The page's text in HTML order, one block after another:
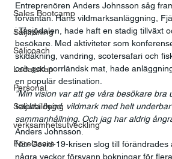
Sales Bootcamp
Säljträning
Säljcoach
Ledarskap
Personal
Säljutbildning
verksamhetsutveckling
Föreläsare
Entreprenören Anders Johnsson såg
förväntan. Hans vildmarksanläggning,
i Tåsjödalen, hade haft en stadig tillväxt
besökare. Med aktiviteter som
skidåkning, vandring, scotersafari och
och god norrländsk mat, hade
en populär destination.
”Min vision var att ge våra besökare bra
vackra bygd, vildmark med helt
sammanhållning. Och jag har aldrig
Anders Johnsson.
När Covid-19-krisen slog till förändrades
några veckor försvann bokningar för